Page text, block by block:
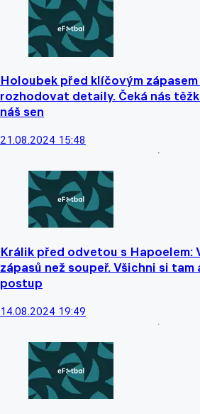
Holoubek před klíčovým zápasem
rozhodovat detaily. Čeká nás
náš sen
21.08.2024 15:48
Králik před odvetou s Hapoelem:
zápasů než soupeř. Všichni si tam
postup
14.08.2024 19:49